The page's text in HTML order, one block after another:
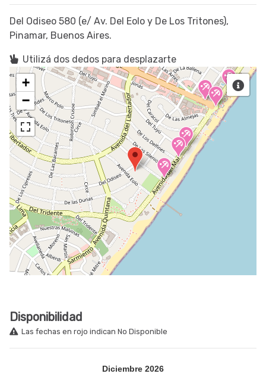
Del Odiseo 580 (e/ Av. Del Eolo y De Los Tritones),
Pinamar, Buenos Aires.
Utilizá dos dedos para desplazarte
+
−
Disponibilidad
Las fechas en rojo indican No Disponible
Diciembre 2026